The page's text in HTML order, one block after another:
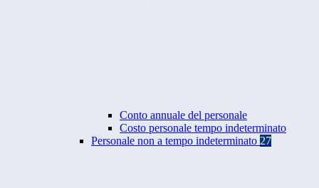
Conto annuale del personale
Costo personale tempo indeterminato
Personale non a tempo indeterminato 27